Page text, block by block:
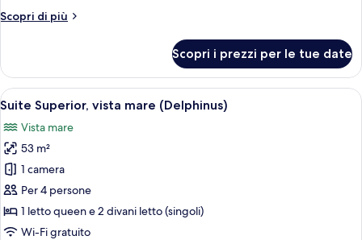
(Monoceros)
Scopri di più
Altri
Superior,
vista
mare
(Monoceros)
Scopri i prezzi per le tue date
Apri
tutte
le
foto
per
Suite
Superior,
vista
Una camera da letto con un letto
7
Suite Superior, vista mare (Delphinus)
Vista mare
53 m²
1 camera
Per 4 persone
1 letto queen e 2 divani letto (singoli)
Wi-Fi gratuito